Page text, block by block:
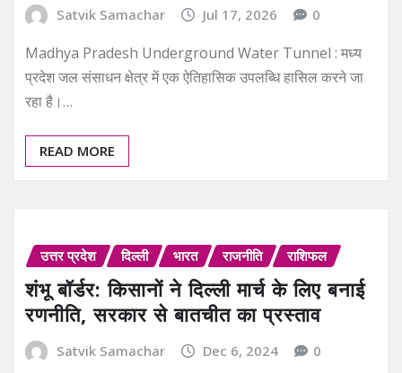
Satvik Samachar Jul 17, 2026 0
Madhya Pradesh Underground Water Tunnel : मध्य
प्रदेश जल संसाधन क्षेत्र में एक ऐतिहासिक उपलब्धि हासिल करने जा
रहा है।…
READ MORE
उत्तर प्रदेश दिल्ली भारत राजनीति राशिफल
शंभू बॉर्डर: किसानों ने दिल्ली मार्च के लिए बनाई
रणनीति, सरकार से बातचीत का प्रस्ताव
Satvik Samachar Dec 6, 2024 0